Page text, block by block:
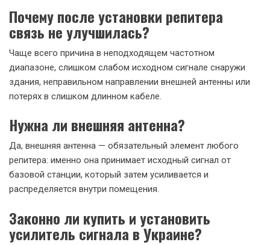
Почему после установки репитера
связь не улучшилась?
Чаще всего причина в неподходящем частотном
диапазоне, слишком слабом исходном сигнале снаружи
здания, неправильном направлении внешней антенны или
потерях в слишком длинном кабеле.
Нужна ли внешняя антенна?
Да, внешняя антенна — обязательный элемент любого
репитера: именно она принимает исходный сигнал от
базовой станции, который затем усиливается и
распределяется внутри помещения.
Законно ли купить и установить
усилитель сигнала в Украине?